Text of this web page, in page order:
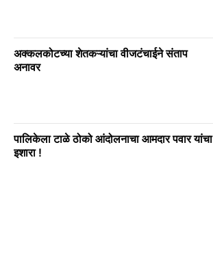
अक्कलकोटच्या शेतकऱ्यांचा वीजटंचाईने संताप
अनावर
पालिकेला टाळे ठोको आंदोलनाचा आमदार पवार यांचा
इशारा !